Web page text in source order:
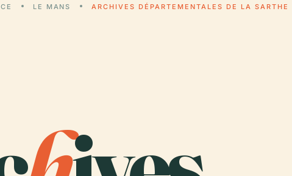
LE MANS ARCHIVES DÉPARTEMENTALES DE LA SARTHE